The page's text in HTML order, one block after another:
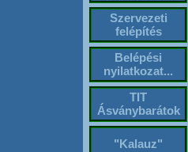
Szervezeti
felépítés
Belépési
nyilatkozat...
TIT
Ásványbarátok
"Kalauz"